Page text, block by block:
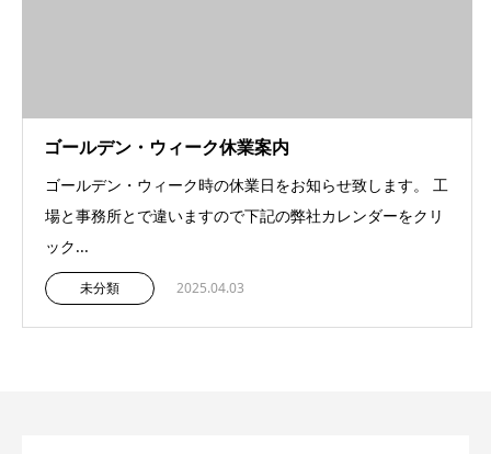
ゴールデン・ウィーク休業案内
ゴールデン・ウィーク時の休業日をお知らせ致します。 工
場と事務所とで違いますので下記の弊社カレンダーをクリ
ック...
未分類 2025.04.03